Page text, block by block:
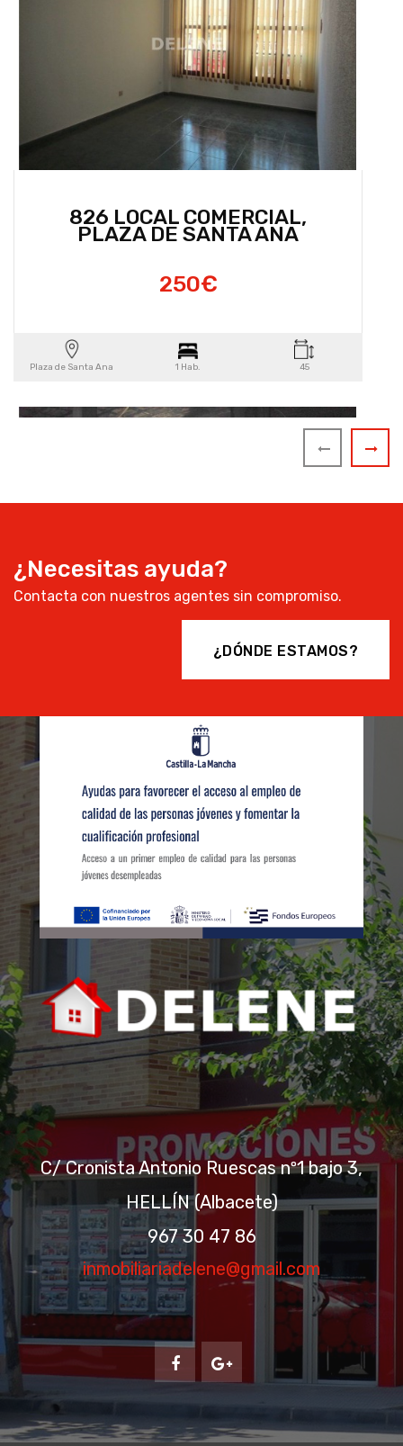
826 LOCAL COMERCIAL,
PLAZA DE SANTA ANA
250€
Plaza de Santa Ana 1 Hab. 45
DE LOS CAÍDOS
390€
Cruz de los Caídos 1 Hab.
650 OFICINA EN GRAN VÍA
400€
Gran Vía 1 Hab. 54
¿Necesitas ayuda?
Contacta con nuestros agentes sin compromiso.
¿DÓNDE ESTAMOS?
C/ Cronista Antonio Ruescas nº1 bajo 3,
HELLÍN (Albacete)
967 30 47 86
inmobiliariadelene@gmail.com